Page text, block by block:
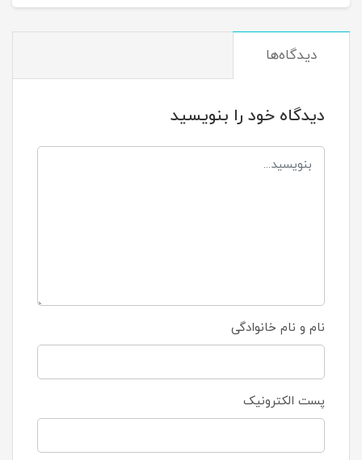
دیدگاه‌ها
دیدگاه خود را بنویسید
نام و نام خانوادگی
پست الکترونیک